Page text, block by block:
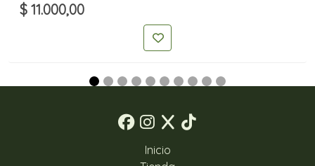
$ 11.000,00
Inicio